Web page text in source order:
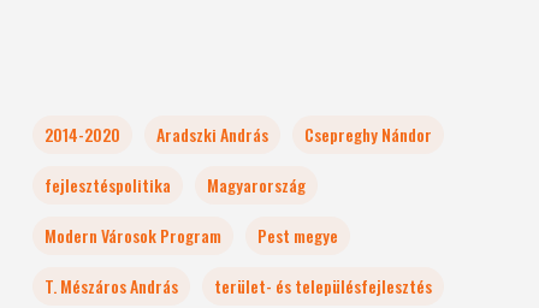
2014-2020 Aradszki András
Csepreghy Nándor
fejlesztéspolitika
Magyarország
Modern Városok Program
Pest megye
T. Mészáros András
terület- és településfejlesztés